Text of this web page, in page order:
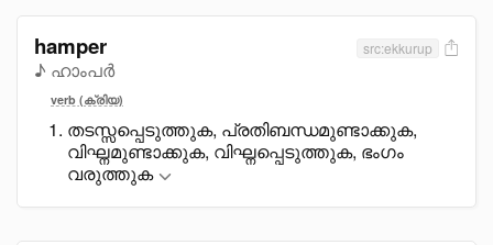
hamper
♪ ഹാംപർ
src:ekkurup
verb (ക്രിയ)
തടസ്സപ്പെടുത്തുക, പ്രതിബന്ധമുണ്ടാക്കുക,
വിഘ്നമുണ്ടാക്കുക, വിഘ്നപ്പെടുത്തുക, ഭംഗം
വരുത്തുക